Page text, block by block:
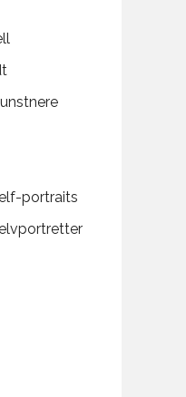
portraits